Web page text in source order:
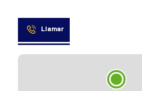
Llamar